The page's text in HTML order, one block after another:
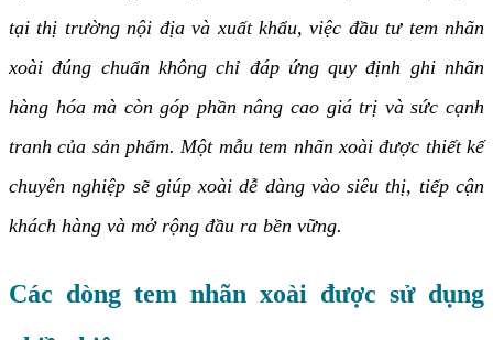
tại thị trường nội địa và xuất khẩu, việc đầu tư tem nhãn
xoài đúng chuẩn không chỉ đáp ứng quy định ghi nhãn
hàng hóa mà còn góp phần nâng cao giá trị và sức cạnh
tranh của sản phẩm. Một mẫu tem nhãn xoài được thiết kế
chuyên nghiệp sẽ giúp xoài dễ dàng vào siêu thị, tiếp cận
khách hàng và mở rộng đầu ra bền vững.
Các dòng tem nhãn xoài được sử dụng